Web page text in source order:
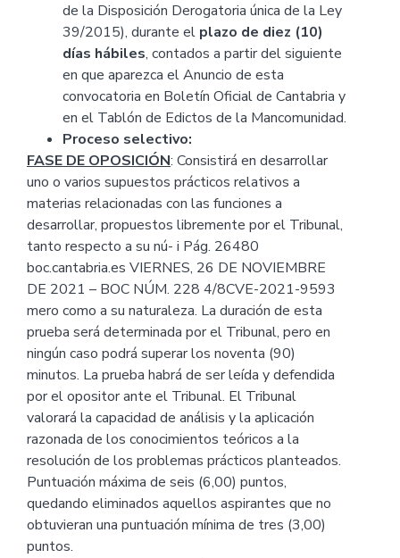
de la Disposición Derogatoria única de la Ley
39/2015), durante el plazo de diez (10)
días hábiles, contados a partir del siguiente
en que aparezca el Anuncio de esta
convocatoria en Boletín Oficial de Cantabria y
en el Tablón de Edictos de la Mancomunidad.
Proceso selectivo:
FASE DE OPOSICIÓN: Consistirá en desarrollar
uno o varios supuestos prácticos relativos a
materias relacionadas con las funciones a
desarrollar, propuestos libremente por el Tribunal,
tanto respecto a su nú- i Pág. 26480
boc.cantabria.es VIERNES, 26 DE NOVIEMBRE
DE 2021 – BOC NÚM. 228 4/8CVE-2021-9593
mero como a su naturaleza. La duración de esta
prueba será determinada por el Tribunal, pero en
ningún caso podrá superar los noventa (90)
minutos. La prueba habrá de ser leída y defendida
por el opositor ante el Tribunal. El Tribunal
valorará la capacidad de análisis y la aplicación
razonada de los conocimientos teóricos a la
resolución de los problemas prácticos planteados.
Puntuación máxima de seis (6,00) puntos,
quedando eliminados aquellos aspirantes que no
obtuvieran una puntuación mínima de tres (3,00)
puntos.